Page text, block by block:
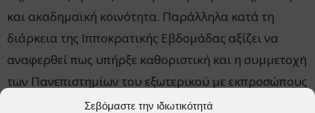
Σεβόμαστε την ιδιωτικότητά
και ακαδημαϊκή κοινότητα. Παράλληλα κατά τη
διάρκεια της Ιπποκρατικής Εβδομάδας αξίζει να
αναφερθεί πως υπήρξε καθοριστική και η συμμετοχή
των Πανεπιστημίων του εξωτερικού με εκπροσώπους
από το Μάντσεστερ, το Μπέρμιγχαμ και το Λιντς της